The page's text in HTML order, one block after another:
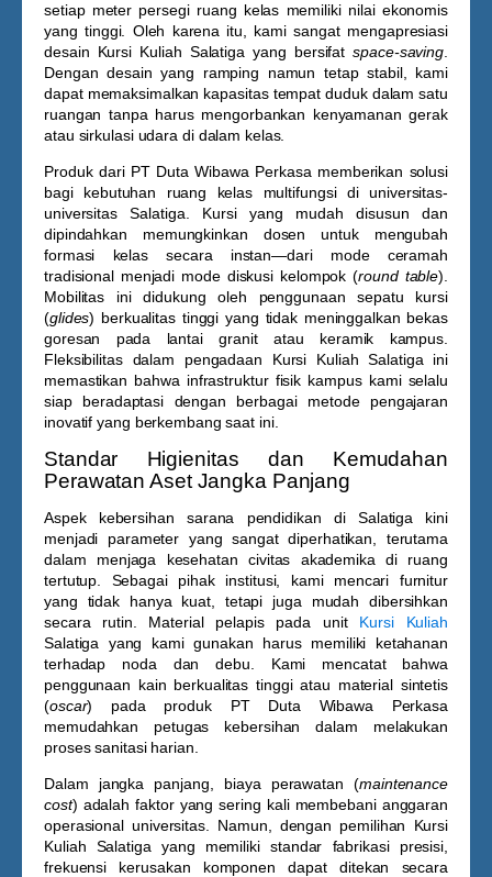
setiap meter persegi ruang kelas memiliki nilai ekonomis
yang tinggi. Oleh karena itu, kami sangat mengapresiasi
desain Kursi Kuliah Salatiga yang bersifatspace-saving
Dengan desain yang ramping namun tetap stabil, kami
dapat memaksimalkan kapasitas tempat duduk dalam satu
ruangan tanpa harus mengorbankan kenyamanan gerak
atau sirkulasi udara di dalam kelas.
Produk dari PT Duta Wibawa Perkasa memberikan solusi
bagi kebutuhan ruang kelas multifungsi di universitas-
universitas Salatiga. Kursi yang mudah disusun dan
dipindahkan memungkinkan dosen untuk mengubah
formasi kelas secara instan—dari mode ceramah
tradisional menjadi mode diskusi kelompok (round table).
Mobilitas ini didukung oleh penggunaan sepatu kursi
(glides) berkualitas tinggi yang tidak meninggalkan bekas
goresan pada lantai granit atau keramik kampus.
Fleksibilitas dalam pengadaan Kursi Kuliah Salatiga ini
memastikan bahwa infrastruktur fisik kampus kami selalu
siap beradaptasi dengan berbagai metode pengajaran
inovatif yang berkembang saat ini.
Standar Higienitas dan Kemudahan
Perawatan Aset Jangka Panjang
Aspek kebersihan sarana pendidikan di Salatiga kini
menjadi parameter yang sangat diperhatikan, terutama
dalam menjaga kesehatan civitas akademika di ruang
tertutup. Sebagai pihak institusi, kami mencari furnitur
yang tidak hanya kuat, tetapi juga mudah dibersihkan
secara rutin. Material pelapis pada unit Kursi Kuliah
Salatiga yang kami gunakan harus memiliki ketahanan
terhadap noda dan debu. Kami mencatat bahwa
penggunaan kain berkualitas tinggi atau material sintetis
(oscar) pada produk PT Duta Wibawa Perkasa
memudahkan petugas kebersihan dalam melakukan
proses sanitasi harian.
Dalam jangka panjang, biaya perawatan (maintenance
cost) adalah faktor yang sering kali membebani anggaran
operasional universitas. Namun, dengan pemilihan Kursi
Kuliah Salatiga yang memiliki standar fabrikasi presisi,
frekuensi kerusakan komponen dapat ditekan secara